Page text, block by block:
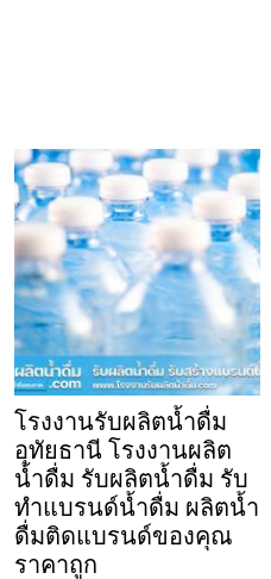
โรงงานรับผลิตน้ำดื่ม
อุทัยธานี โรงงานผลิต
น้ำดื่ม รับผลิตน้ำดื่ม รับ
ทำแบรนด์น้ำดื่ม ผลิตน้ำ
ดื่มติดแบรนด์ของคุณ
ราคาถูก